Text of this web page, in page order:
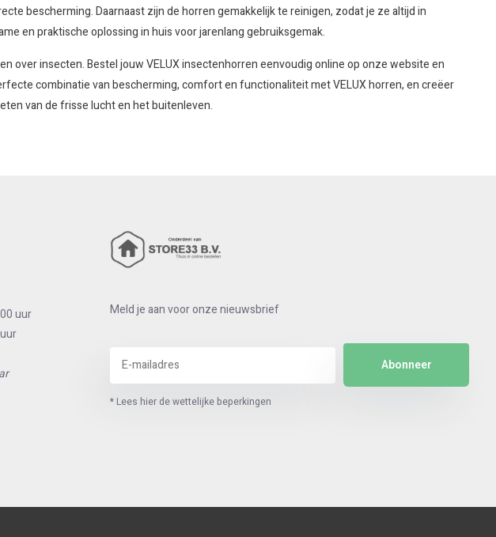
bescherming. Daarnaast zijn de horren gemakkelijk te reinigen, zodat je ze altijd in
en praktische oplossing in huis voor jarenlang gebruiksgemak.
over insecten. Bestel jouw VELUX insectenhorren eenvoudig online op onze website en
combinatie van bescherming, comfort en functionaliteit met VELUX horren, en creëer
van de frisse lucht en het buitenleven.
uur
Meld je aan voor onze nieuwsbrief
Abonneer
* Lees hier de wettelijke beperkingen